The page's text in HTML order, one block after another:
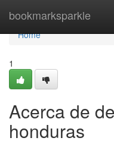
bookmarksparkle
Home
Home
1
Acerca de
honduras